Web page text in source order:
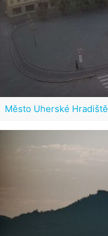
Město Uherské Hradiště